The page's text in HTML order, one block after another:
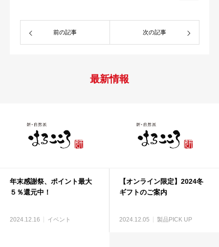
前の記事 次の記事
最新情報
年末感謝祭、ポイント最大
５％還元中！
2024.12.16 イベント
【オンライン限定】2024冬
ギフトのご案内
2024.12.05 製品PICK UP